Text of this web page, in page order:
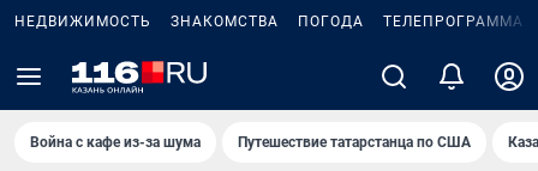
НЕДВИЖИМОСТЬ ЗНАКОМСТВА ПОГОДА ТЕЛЕПРОГРАММА
Война с кафе из-за шума Путешествие татарстанца по США